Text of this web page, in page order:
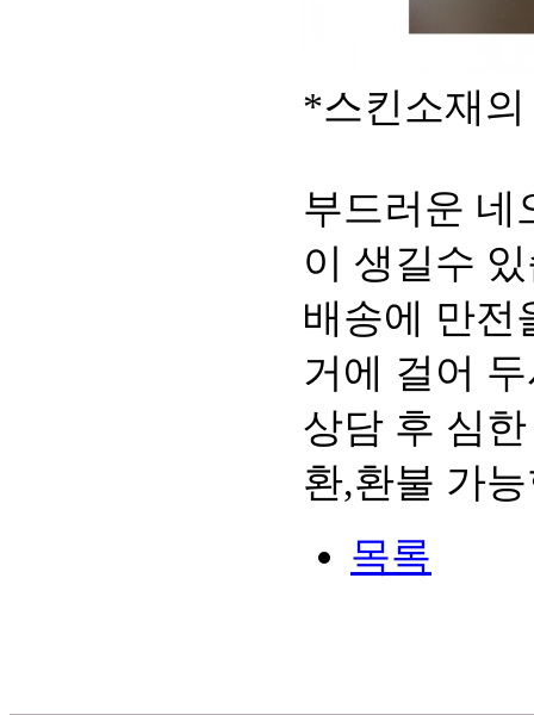
*스킨소재
부드러운 네
이 생길수
배송에 만전
거에 걸어
상담 후 심
환,환불 가
목록